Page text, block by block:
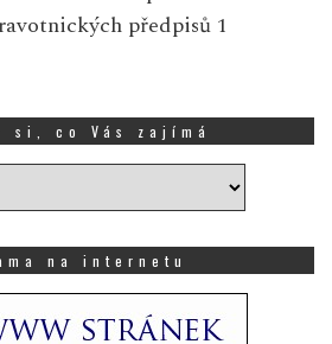
předpisů 1
si, co Vás zajímá
na internetu